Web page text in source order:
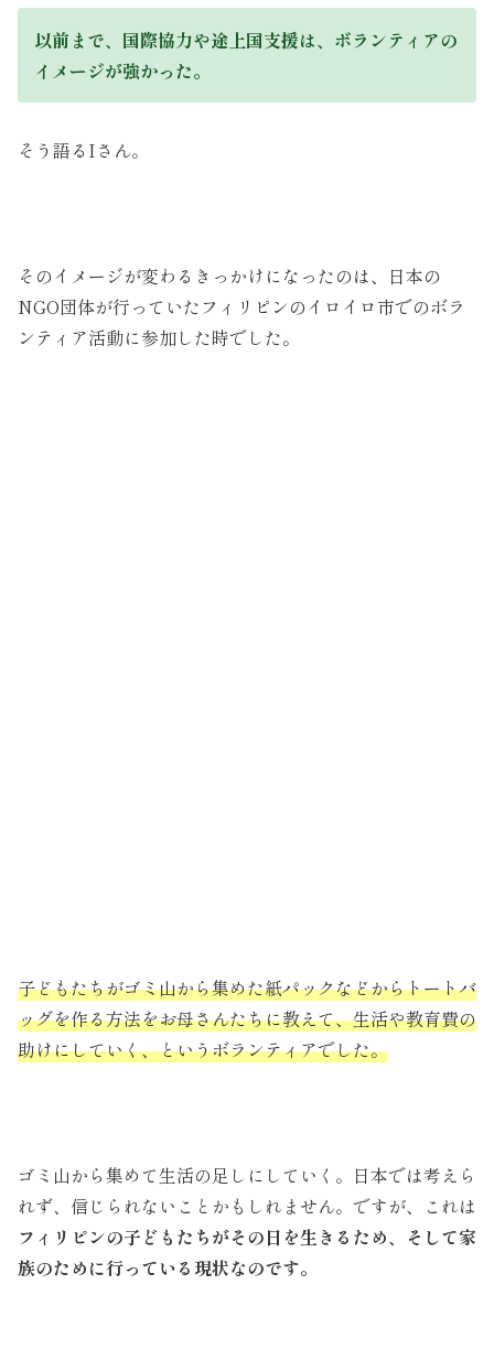
以前まで、国際協力や途上国支援は、ボランティアの
イメージが強かった。
そう語るIさん。
そのイメージが変わるきっかけになったのは、日本の
NGO団体が行っていたフィリピンのイロイロ市でのボラ
ンティア活動に参加した時でした。
子どもたちがゴミ山から集めた紙パックなどからトートバ
ッグを作る方法をお母さんたちに教えて、生活や教育費の
助けにしていく、というボランティアでした。
ゴミ山から集めて生活の足しにしていく。日本では考えら
れず、信じられないことかもしれません。ですが、これは
フィリピンの子どもたちがその日を生きるため、そして家
族のために行っている現状なのです。